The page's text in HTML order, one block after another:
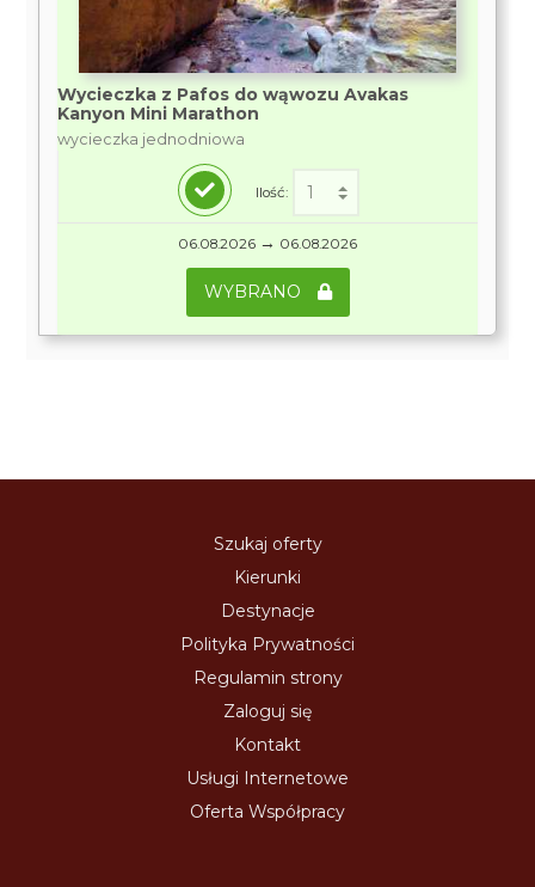
Wycieczka z Pafos do wąwozu Avakas
Kanyon Mini Marathon
wycieczka jednodniowa
Ilość:
06.08.2026 → 06.08.2026
WYBRANO
Szukaj oferty
Kierunki
Destynacje
Polityka Prywatności
Regulamin strony
Zaloguj się
Kontakt
Usługi Internetowe
Oferta Współpracy